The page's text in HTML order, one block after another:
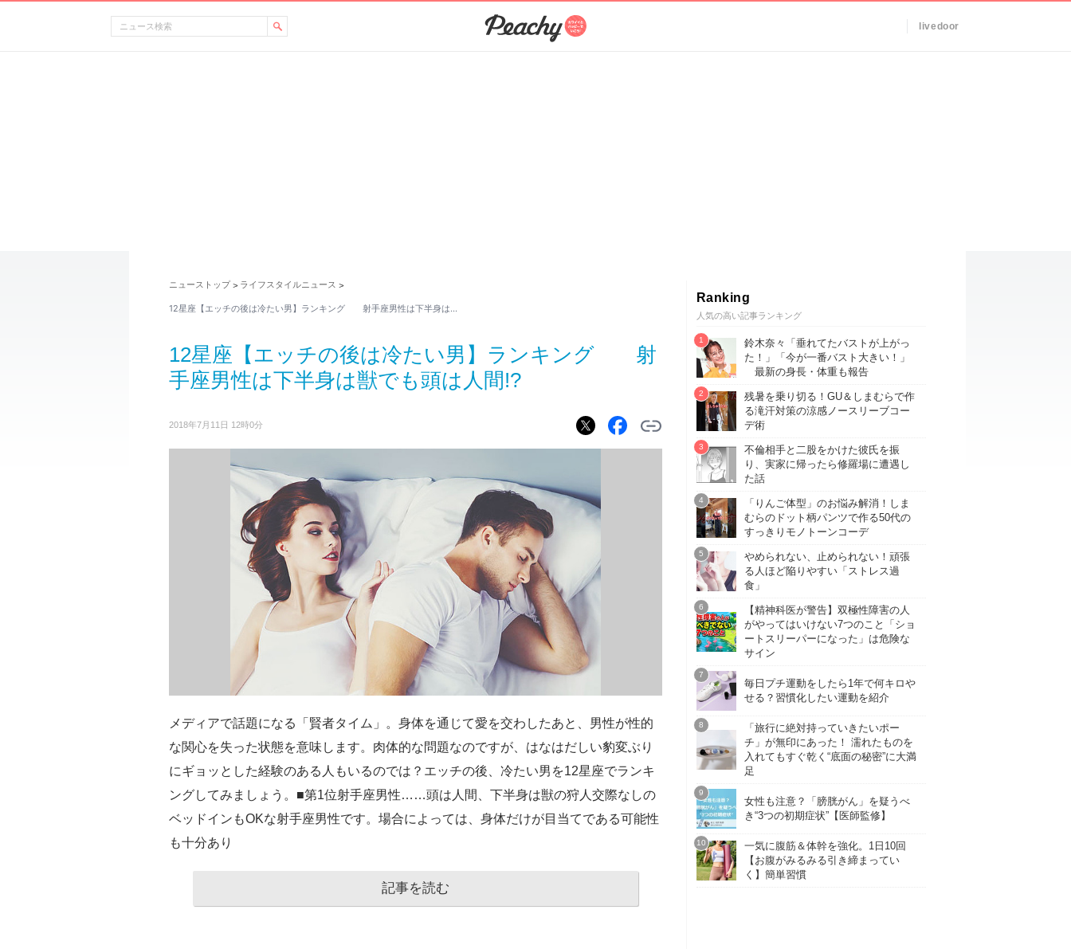
livedoor
ニューストップ > ライフスタイルニュース >
12星座【エッチの後は冷たい男】ランキング 射手座男性は下半身は…
12星座【エッチの後は冷たい男】ランキング 射
手座男性は下半身は獣でも頭は人間!?
2018年7月11日 12時0分
メディアで話題になる「賢者タイム」。身体を通じて愛を交わしたあと、男性が性的
な関心を失った状態を意味します。肉体的な問題なのですが、はなはだしい豹変ぶり
にギョッとした経験のある人もいるのでは？エッチの後、冷たい男を12星座でランキ
ングしてみましょう。■第1位射手座男性……頭は人間、下半身は獣の狩人交際なしの
ベッドインもOKな射手座男性です。場合によっては、身体だけが目当てである可能性
も十分あり
記事を読む
Ranking
人気の高い記事ランキング
鈴木奈々「垂れてたバストが上がっ
た！」「今が一番バスト大きい！」
最新の身長・体重も報告
残暑を乗り切る！GU＆しまむらで作
る滝汗対策の涼感ノースリーブコー
デ術
不倫相手と二股をかけた彼氏を振
り、実家に帰ったら修羅場に遭遇し
た話
「りんご体型」のお悩み解消！しま
むらのドット柄パンツで作る50代の
すっきりモノトーンコーデ
やめられない、止められない！頑張
る人ほど陥りやすい「ストレス過
食」
【精神科医が警告】双極性障害の人
がやってはいけない7つのこと「ショ
ートスリーパーになった」は危険な
サイン
毎日プチ運動をしたら1年で何キロや
せる？習慣化したい運動を紹介
「旅行に絶対持っていきたいポー
チ」が無印にあった！ 濡れたものを
入れてもすぐ乾く“底面の秘密”に大満
足
女性も注意？「膀胱がん」を疑うべ
き“3つの初期症状”【医師監修】
一気に腹筋＆体幹を強化。1日10回
【お腹がみるみる引き締まってい
く】簡単習慣